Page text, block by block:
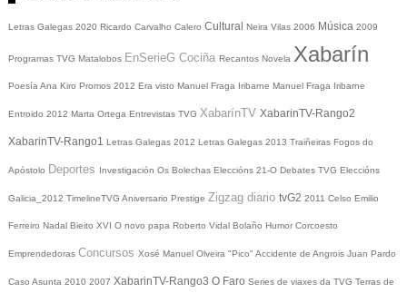
Letras Galegas 2020 Ricardo Carvalho Calero Cultural Neira Vilas 2006 Música 2009
Programas TVG Matalobos EnSerieG Cociña Recantos Novela Xabarín
Poesía Ana Kiro Promos 2012 Era visto Manuel Fraga Iribarne Manuel Fraga Iribarne
Entroido 2012 Marta Ortega Entrevistas TVG XabarínTV XabarinTV-Rango2
XabarinTV-Rango1 Letras Galegas 2012 Letras Galegas 2013 Traiñeiras Fogos do
Apóstolo Deportes Investigación Os Bolechas Eleccións 21-O Debates TVG Eleccións
Galicia_2012 TimelineTVG Aniversario Prestige Zigzag diario tvG2 2011 Celso Emilio
Ferreiro Nadal Bieito XVI O novo papa Roberto Vidal Bolaño Humor Corcoesto
Emprendedoras Concursos Xosé Manuel Olveira "Pico" Accidente de Angrois Juan Pardo
Caso Asunta 2010 2007 XabarinTV-Rango3 O Faro Series de viaxes da TVG Terras de